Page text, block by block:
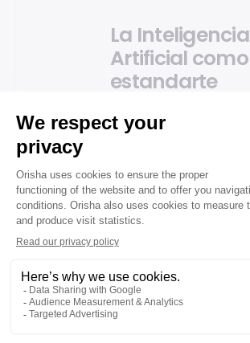
La Inteligencia
Artificial como
estandarte
innovación
El informe también ha
subrayado las
capacidades de
que integra la solución
Openbravo. La
estrategia de Orisha
Commerce en cuanto